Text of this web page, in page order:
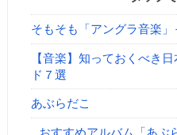
そもそも「アングラ音楽」
【音楽】知っておくべき
ド７選
あぶらだこ
おすすめアルバム「あぶ